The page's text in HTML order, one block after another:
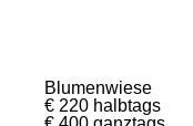
Blumenwiese
€ 220 halbtags